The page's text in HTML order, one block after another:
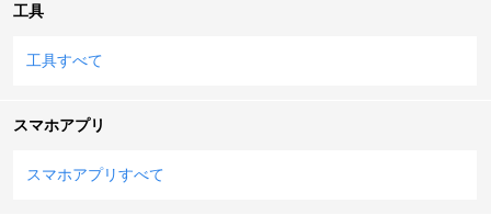
工具
工具すべて
スマホアプリ
スマホアプリすべて